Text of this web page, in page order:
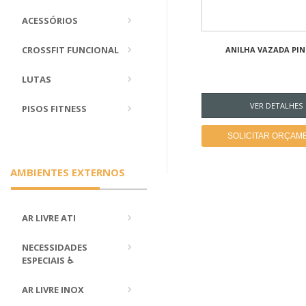
ACESSÓRIOS
CROSSFIT FUNCIONAL
LUTAS
PISOS FITNESS
AMBIENTES EXTERNOS
AR LIVRE ATI
NECESSIDADES
ESPECIAIS ♿
AR LIVRE INOX
ANILHA VAZADA
VER DETALHES
SOLICITAR